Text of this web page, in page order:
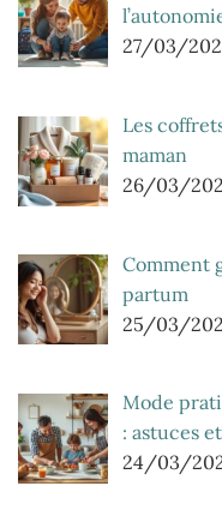
27/03/
Les
maman
26/03/
Comment
partum
25/03/
Mode
: astuces
24/03/